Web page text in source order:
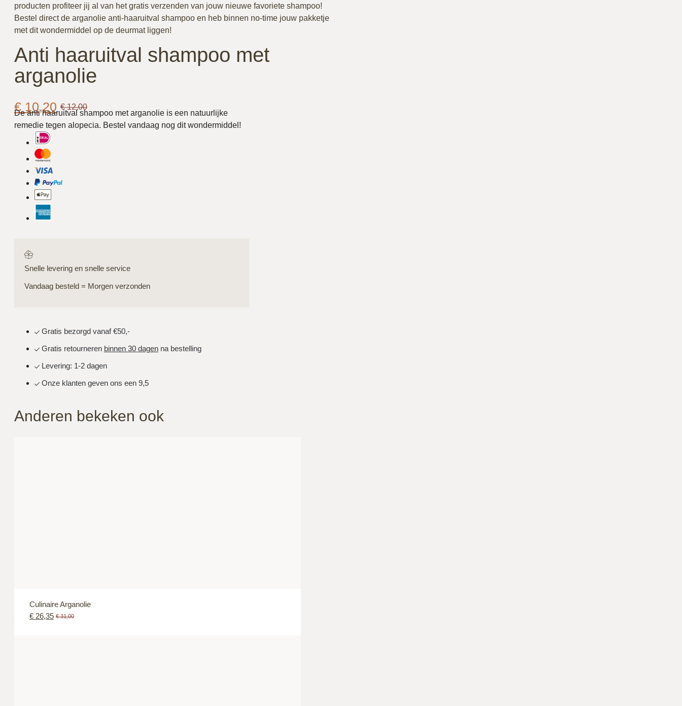
producten profiteer jij al van het gratis verzenden van jouw nieuwe favoriete shampoo!
Bestel direct de arganolie anti-haaruitval shampoo en heb binnen no-time jouw pakketje
met dit wondermiddel op de deurmat liggen!
Anti haaruitval shampoo met
arganolie
€12,00
€ 10,20
De anti haaruitval shampoo met arganolie is een natuurlijke
remedie tegen alopecia. Bestel vandaag nog dit wondermiddel!
Snelle levering en snelle service
Vandaag besteld = Morgen verzonden
Gratis bezorgd vanaf €50,-
Gratis retourneren binnen 30 dagenna bestelling
Levering: 1-2 dagen
Onze klanten geven ons een 9,5
Anderen bekeken ook
Culinaire Arganolie
€31,00
€ 26,35